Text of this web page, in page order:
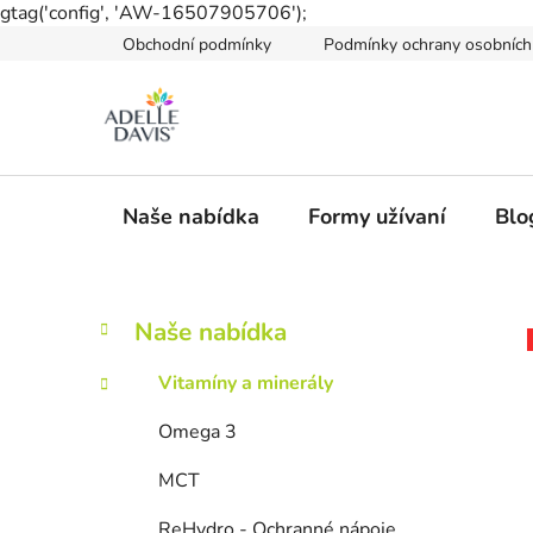
gtag('config', 'AW-16507905706');
Obchodní podmínky Podmínky ochrany
Naše nabídka Formy užívaní
P
s
Přeskočit
kategorie
K
a
e
Naše nabídka
Vitamíny a minerály
Omega 3
MCT